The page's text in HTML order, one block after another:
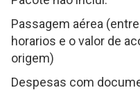
Passagem aérea
horarios e o valor de
origem)
Despesas com